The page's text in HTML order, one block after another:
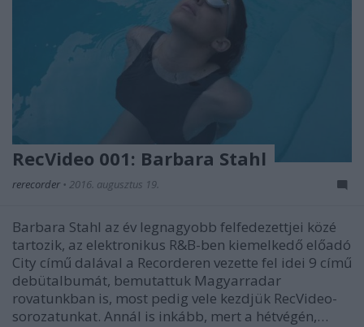
RecVideo 001: Barbara Stahl
rerecorder • 2016. augusztus 19.
Barbara Stahl az év legnagyobb felfedezettjei közé
tartozik, az elektronikus R&B-ben kiemelkedő előadó
City című dalával a Recorderen vezette fel idei 9 című
debütalbumát, bemutattuk Magyarradar
rovatunkban is, most pedig vele kezdjük RecVideo-
sorozatunkat. Annál is inkább, mert a hétvégén,…